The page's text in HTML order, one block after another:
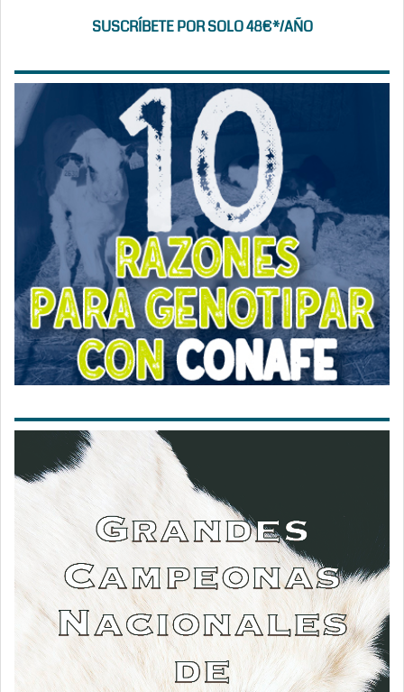
SUSCRÍBETE POR SOLO 48€*/AÑO